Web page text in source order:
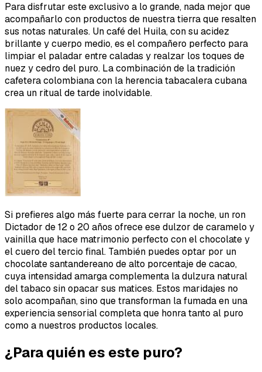
Para disfrutar este exclusivo a lo grande, nada mejor que
acompañarlo con productos de nuestra tierra que resalten
sus notas naturales. Un café del Huila, con su acidez
brillante y cuerpo medio, es el compañero perfecto para
limpiar el paladar entre caladas y realzar los toques de
nuez y cedro del puro. La combinación de la tradición
cafetera colombiana con la herencia tabacalera cubana
crea un ritual de tarde inolvidable.
Si prefieres algo más fuerte para cerrar la noche, un ron
Dictador de 12 o 20 años ofrece ese dulzor de caramelo y
vainilla que hace matrimonio perfecto con el chocolate y
el cuero del tercio final. También puedes optar por un
chocolate santandereano de alto porcentaje de cacao,
cuya intensidad amarga complementa la dulzura natural
del tabaco sin opacar sus matices. Estos maridajes no
solo acompañan, sino que transforman la fumada en una
experiencia sensorial completa que honra tanto al puro
como a nuestros productos locales.
¿Para quién es este puro?